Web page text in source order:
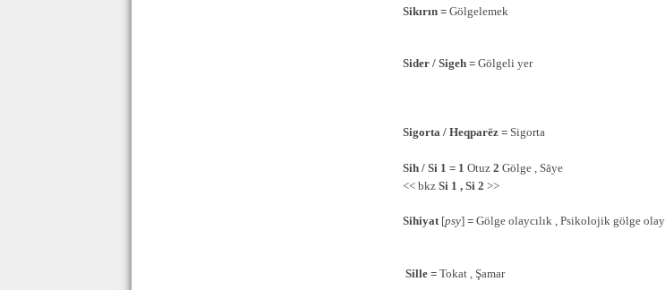
Sikırın = Gölgelemek
Sider / Sigeh = Gölgeli yer
Sigorta / Heqparëz =Sigorta
Sih / Si 1 = 1 Otuz 2 Gölge , Sāye
<< bkz Si 1 , Si 2 >>
Sihiyat [psy] = Gölge olaycılık , Psikolojik gölge
Sille =Tokat , Şamar